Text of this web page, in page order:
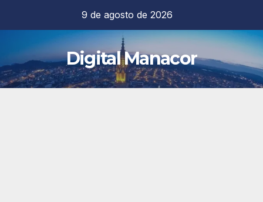
contenido
9 de agosto de 2026
Digital Manacor